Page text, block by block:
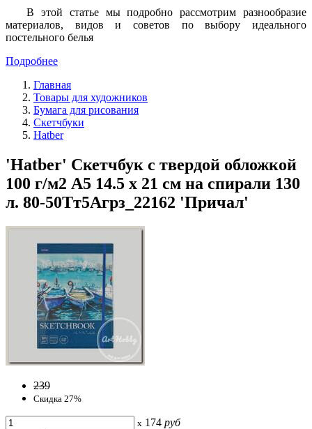
В этой статье мы подробно рассмотрим разнообразие
материалов, видов и советов по выбору идеального
постельного белья
Подробнее
Главная
Товары для художников
Бумага для рисования
Скетчбуки
Hatber
'Hatber' Скетчбук с твердой обложкой
100 г/м2 A5 14.5 х 21 см на спирали 130
л. 80-50Тт5Aгрз_22162 'Причал'
239
Скидка 27%
x 174 руб